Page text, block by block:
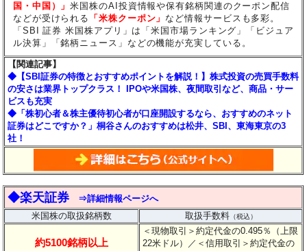
国・中国）」米国株のAI投資情報や保有銘柄関連のクーポン配信
などが受けられる 「米株クーポン」 など情報サービスも多彩。
「SBI 証券 米国株アプリ」は「米国市場ランキング」「ビジュア
ル決算」「銘柄ニュース」などの機能が充実している。
【関連記事】
◆【SBI証券の特徴とおすすめポイントを解説！】株式投資の売買手数料
の安さは業界トップクラス！ IPOや米国株、夜間取引など、商品・サー
ビスも充実
◆「株初心者＆株主優待初心者が口座開設するなら、おすすめのネット
証券はどこですか？」桐谷さんのおすすめは松井、SBI、東海東京の3
社！
◆楽天証券
⇒詳細情報ページへ
米国株の取扱銘柄数
取扱手数料（税込）
約5100銘柄以上
＜現物取引＞約定代金の0.495％（上限
22米ドル）
／＜信用取引＞約定代金の